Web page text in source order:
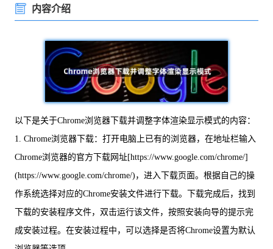
内容介绍
以下是关于Chrome浏览器下载并调整字体渲染显示模式的内容：
1. Chrome浏览器下载：打开电脑上已有的浏览器，在地址栏输入
Chrome浏览器的官方下载网址[https://www.google.com/chrome/]
(https://www.google.com/chrome/)，进入下载页面。根据自己的操
作系统选择对应的Chrome安装文件进行下载。下载完成后，找到
下载的安装程序文件，双击运行该文件，按照安装向导的提示完
成安装过程。在安装过程中，可以选择是否将Chrome设置为默认